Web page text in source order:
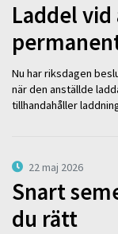
Laddel
Nu har riksdagen
när den anställde
tillhandahåller
22 maj 2026
Snart
du rätt